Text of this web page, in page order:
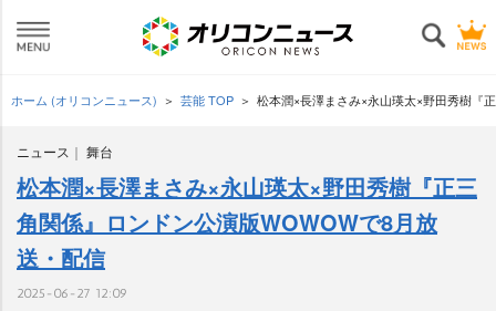
ホーム (オリコンニュース) 芸能 TOP 松本潤×長澤まさみ×永山瑛太×野田秀樹『
ニュース 舞台
松本潤×長澤まさみ×永山瑛太×野田秀樹『正三
角関係』ロンドン公演版WOWOWで8月放
送・配信
2025-06-27 12:09